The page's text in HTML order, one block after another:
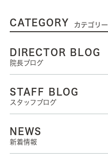
CATEGORY カテゴリー
DIRECTOR BLOG
院長ブログ
STAFF BLOG
スタッフブログ
NEWS
新着情報